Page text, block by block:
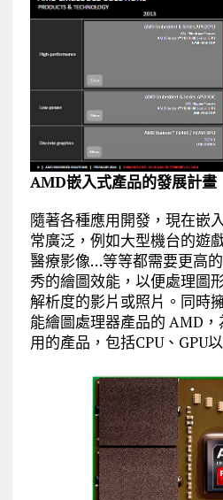
AMD嵌入式產品的發展計畫
隨著各種應用開發，現在嵌
常廣泛，例如大型機台的遊
醫療影像…等等都需要更高
秀的繪圖效能，以便處理圖
解析度的影片或照片。同時
能繪圖處理器產品的 AMD
用的產品，包括CPU、GPU